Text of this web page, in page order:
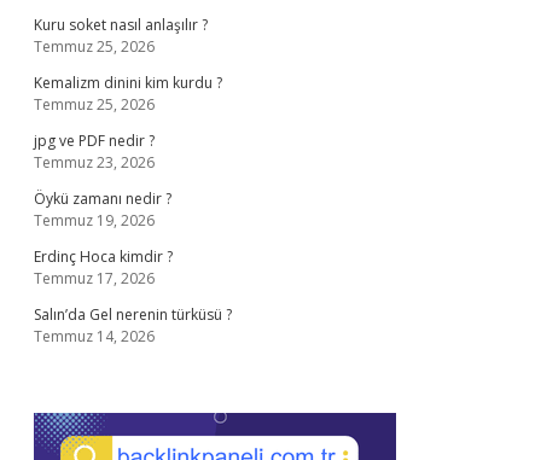
Kuru soket nasıl anlaşılır ?
Temmuz 25, 2026
Kemalizm dinini kim kurdu ?
Temmuz 25, 2026
jpg ve PDF nedir ?
Temmuz 23, 2026
Öykü zamanı nedir ?
Temmuz 19, 2026
Erdinç Hoca kimdir ?
Temmuz 17, 2026
Salın’da Gel nerenin türküsü ?
Temmuz 14, 2026